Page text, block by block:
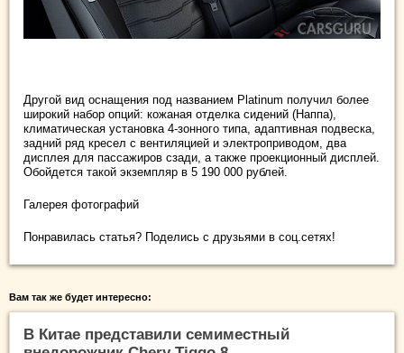
Другой вид оснащения под названием Platinum получил более
широкий набор опций: кожаная отделка сидений (Наппа),
климатическая установка 4-зонного типа, адаптивная подвеска,
задний ряд кресел с вентиляцией и электроприводом, два
дисплея для пассажиров сзади, а также проекционный дисплей.
Обойдется такой экземпляр в 5 190 000 рублей.
Галерея фотографий
Понравилась статья? Поделись с друзьями в соц.сетях!
Вам так же будет интересно:
В Китае представили семиместный